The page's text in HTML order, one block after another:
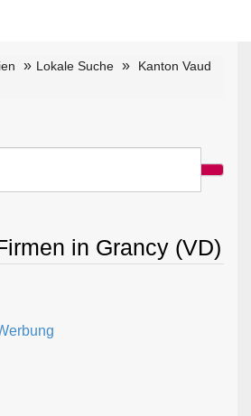
Lokale Suche Kanton Vaud
in Grancy (VD)